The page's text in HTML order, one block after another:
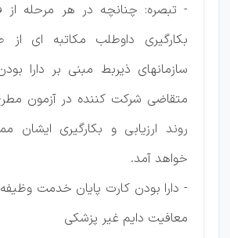
- تبصره: چنانچه در هر مرحله از
بکارگیری داوطلب مکاتبه ای
سازمانهای ذیربط مبنی بر دارا
متقاضی شرکت کننده در آزمون
روند ارزیابی و بکارگیری ایشان
خواهد آمد.
- دارا بودن کارت پایان خدمت
معافیت دایم غیر پزشکی